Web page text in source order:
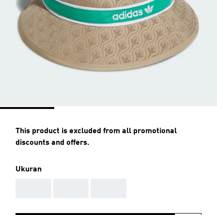
This product is excluded from all promotional
discounts and offers.
Ukuran